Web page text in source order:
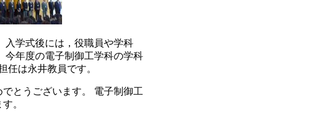
入学式後には，役職員や学科
今年度の電子制御工学科の学科
任は永井教員です。
とうございます。 電子制御工
。